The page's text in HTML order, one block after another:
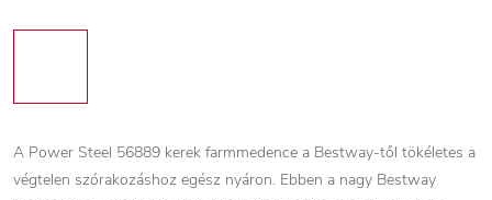
A Power Steel 56889 kerek farmmedence a Bestway-től tökéletes a
végtelen szórakozáshoz egész nyáron. Ebben a nagy Bestway